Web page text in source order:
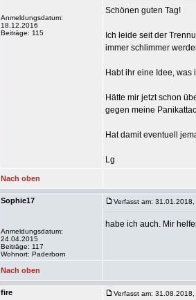
Anmeldungsdatum:
18.12.2016
Beiträge: 115
Schönen guten Tag!
Ich leide seit der
immer schlimmer
Habt ihr eine Idee,
Hätte mir jetzt schon
gegen meine
Hat damit eventuell
Lg
Nach oben
Sophie17
Anmeldungsdatum:
24.04.2015
Beiträge: 117
Wohnort: Paderborn
Verfasst am:
habe ich auch. Mir
Nach oben
fire Verfasst am: